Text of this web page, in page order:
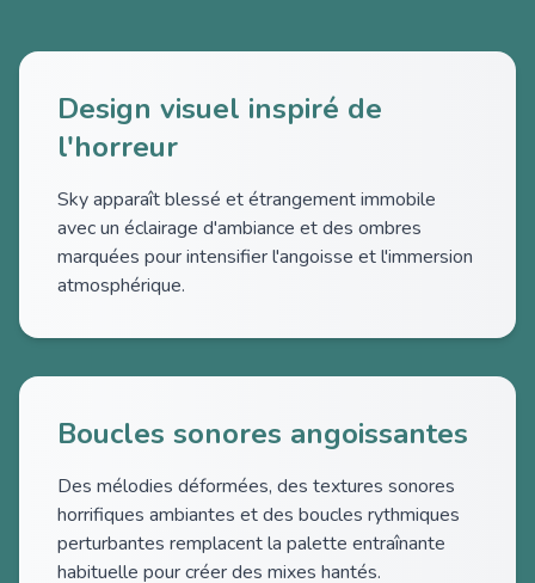
Design visuel inspiré de
l'horreur
Sky apparaît blessé et étrangement immobile
avec un éclairage d'ambiance et des ombres
marquées pour intensifier l'angoisse et l'immersion
atmosphérique.
Boucles sonores angoissantes
Des mélodies déformées, des textures sonores
horrifiques ambiantes et des boucles rythmiques
perturbantes remplacent la palette entraînante
habituelle pour créer des mixes hantés.